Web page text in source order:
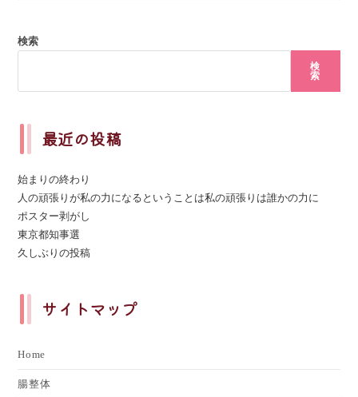
検索
検
索
最近の投稿
始まりの終わり
人の頑張りが私の力になるということは私の頑張りは誰かの力に
ポスター剥がし
東京都知事選
久しぶりの投稿
サイトマップ
Home
腸整体